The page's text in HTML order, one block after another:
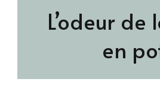
L’odeur de
en